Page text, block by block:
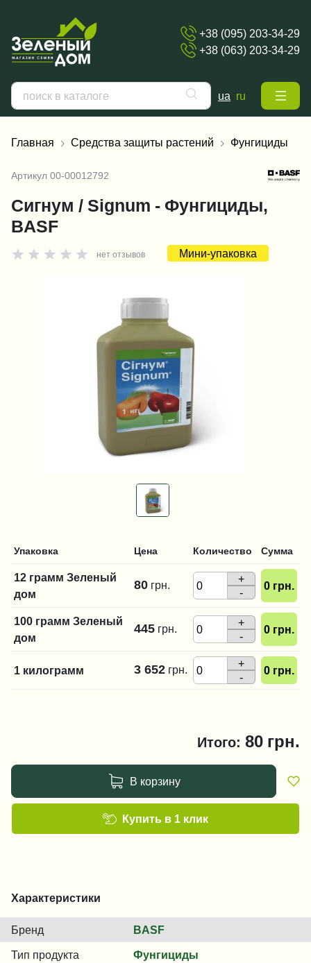
+38 (095) 203-34-29
+38 (063) 203-34-29
ua ru
Главная Средства защиты растений Фунгициды
Артикул 00-00012792
Сигнум / Signum - Фунгициды,
BASF
нет отзывов Мини-упаковка
Упаковка Цена Количество Сумма
12 грамм Зеленый
дом
80 грн.
+
-
0 грн.
100 грамм Зеленый
дом
445 грн.
+
-
0 грн.
1 килограмм 3 652 грн.
+
-
0 грн.
Итого: 80 грн.
В корзину
Купить в 1 клик
Характеристики
Бренд BASF
Тип продукта Фунгициды